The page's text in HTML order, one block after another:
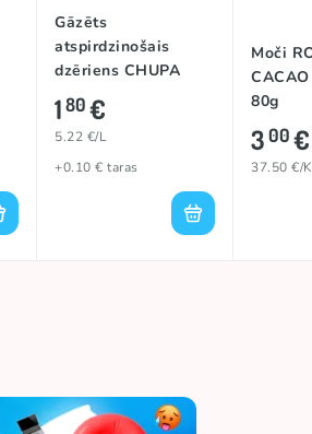
Gāzēts
atspirdzinošais
dzēriens CHUPA
CHUPS (SOUR
GREEN APPLE),
345ml
180€
5.22 €/L
+0.10 € taras
Moči
80g
300€
37.50 €/